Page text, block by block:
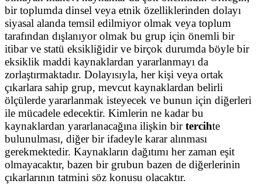
bir toplumda dinsel veya etnik özelliklerinden dolayı
siyasal alanda temsil edilmiyor olmak veya toplum
tarafından dışlanıyor olmak bu grup için önemli bir
itibar ve statü eksikliğidir ve birçok durumda böyle bir
eksiklik maddi kaynaklardan yararlanmayı da
zorlaştırmaktadır. Dolayısıyla, her kişi veya ortak
çıkarlara sahip grup, mevcut kaynaklardan belirli
ölçülerde yararlanmak isteyecek ve bunun için diğerleri
ile mücadele edecektir. Kimlerin ne kadar bu
kaynaklardan yararlanacağına ilişkin birtercihte
bulunulması, diğer bir ifadeyle karar alınması
gerekmektedir. Kaynakların dağıtımı her zaman eşit
olmayacaktır, bazen bir grubun bazen de diğerlerinin
çıkarlarının tatmini söz konusu olacaktır.